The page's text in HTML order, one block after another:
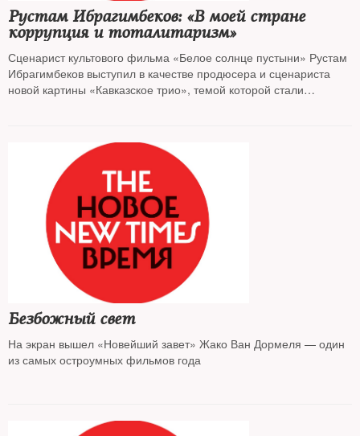
Рустам Ибрагимбеков: «В моей стране
коррупция и тоталитаризм»
Сценарист культового фильма «Белое солнце пустыни» Рустам
Ибрагимбеков выступил в качестве продюсера и сценариста
новой картины «Кавказское трио», темой которой стали
Безбожный свет
На экран вышел «Новейший завет» Жако Ван Дормеля — один
из самых остроумных фильмов года